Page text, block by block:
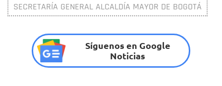
SECRETARÍA GENERAL ALCALDÍA MAYOR DE BOGOTÁ
Síguenos en Google
Noticias